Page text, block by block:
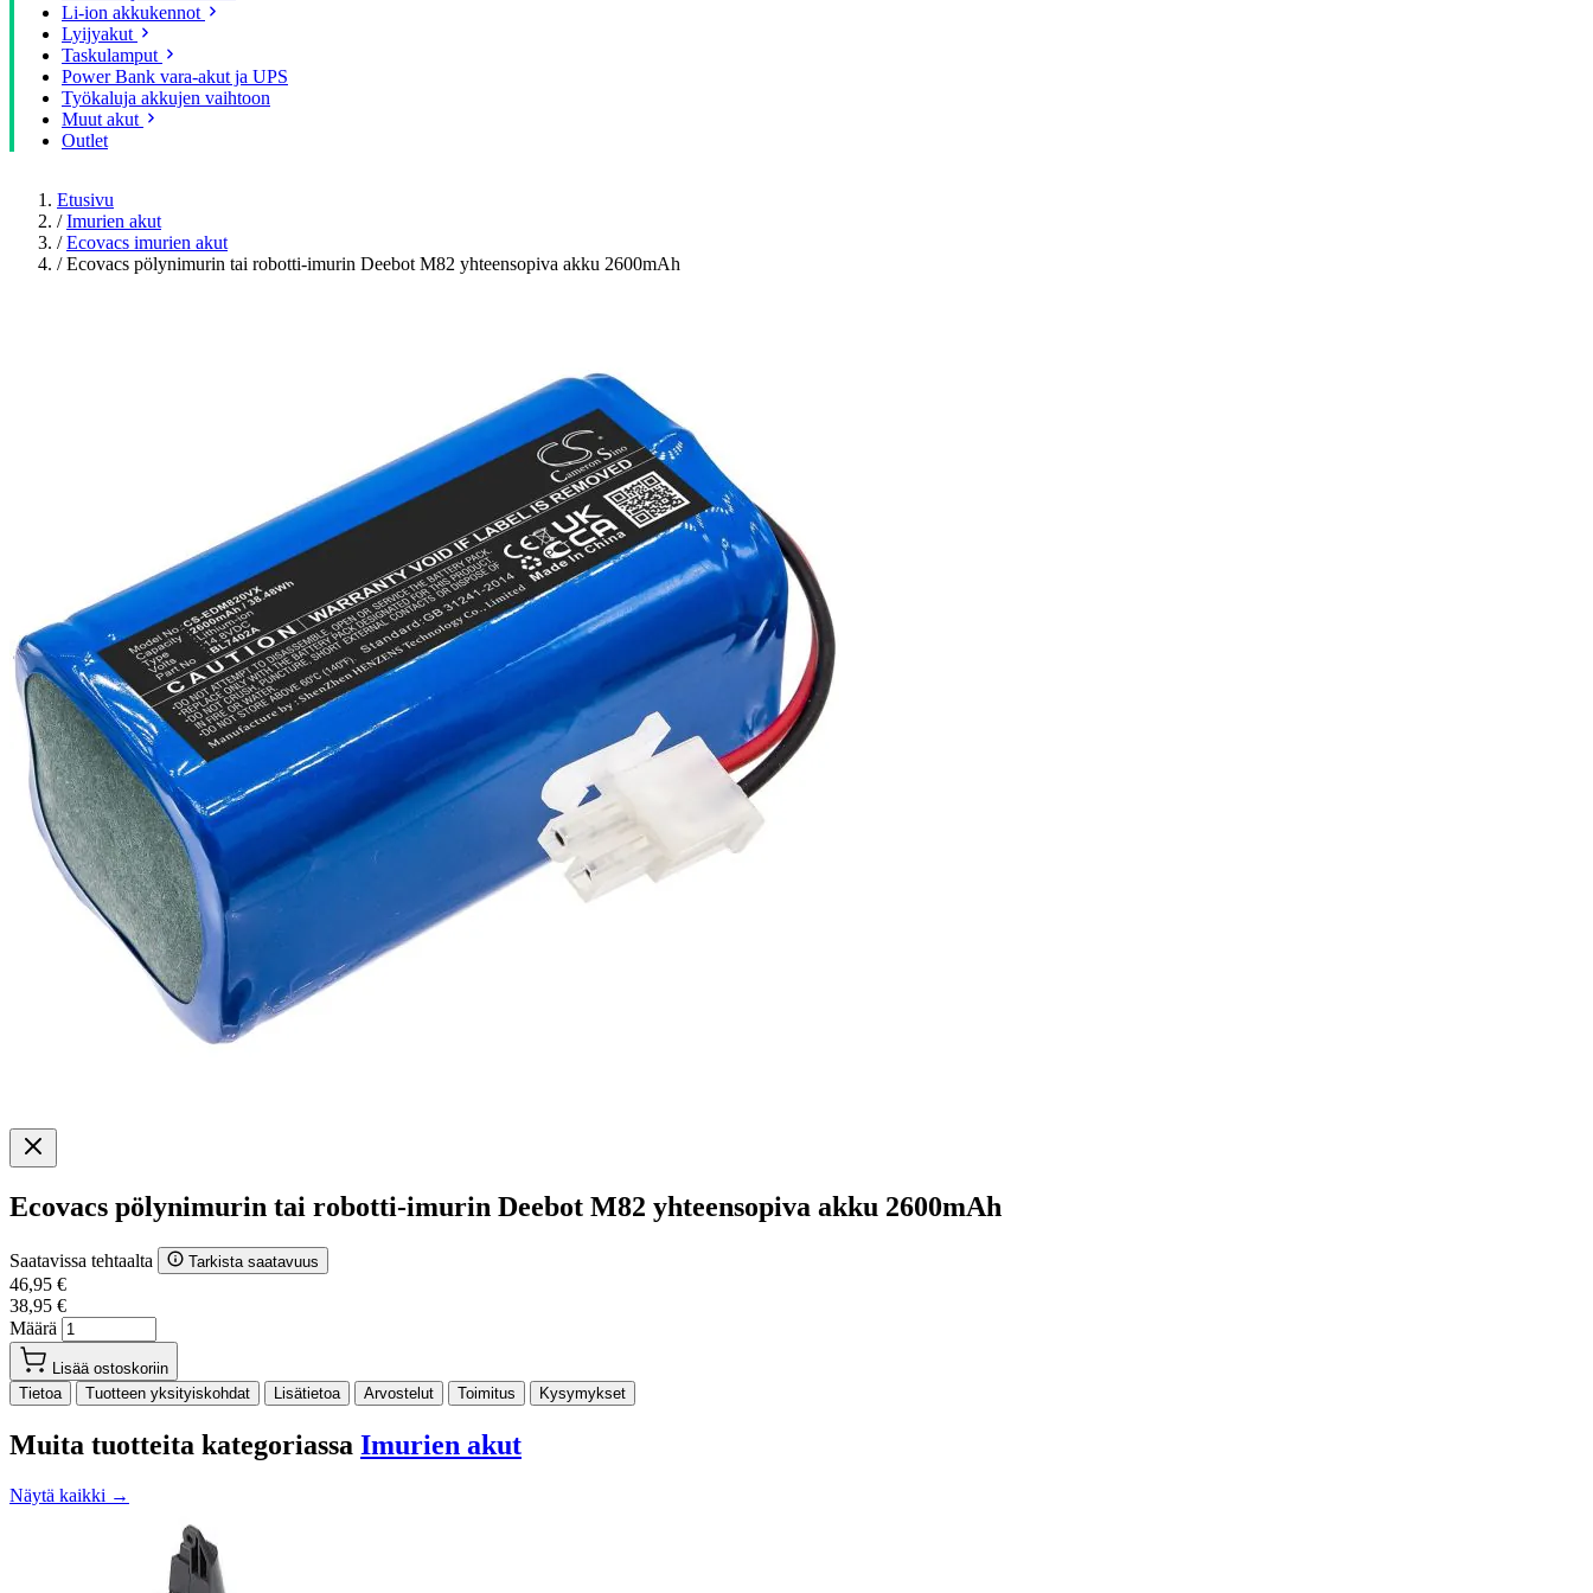
Li-ion akkukennot
Lyijyakut
Taskulamput
Power Bank vara-akut ja UPS
Työkaluja akkujen vaihtoon
Muut akut
Outlet
Etusivu
/ Imurien akut
/ Ecovacs imurien akut
/ Ecovacs pölynimurin tai robotti-imurin Deebot M82 yhteensopiva akku 2600mAh
Ecovacs pölynimurin tai robotti-imurin Deebot M82 yhteensopiva akku 2600mAh
Saatavissa tehtaalta Tarkista saatavuus
46,95 €
38,95 €
Määrä
Lisää ostoskoriin
Tietoa
Tuotteen yksityiskohdat Lisätietoa Arvostelut Toimitus Kysymykset
Muita tuotteita kategoriassa Imurien akut
Näytä kaikki →